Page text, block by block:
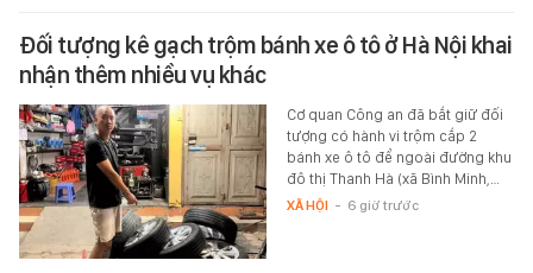
Đối tượng kê gạch trộm bánh xe ô tô ở Hà Nội khai
nhận thêm nhiều vụ khác
Cơ quan Công an đã bắt giữ đối
tượng có hành vi trộm cắp 2
bánh xe ô tô để ngoài đường khu
đô thị Thanh Hà (xã Bình Minh,…
XÃ HỘI - 6 giờ trước